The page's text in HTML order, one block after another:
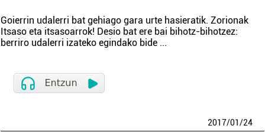
Goierrin udalerri bat gehiago gara urte hasieratik. Zorionak
Itsaso eta itsasoarrok! Desio bat ere bai bihotz-bihotzez:
berriro udalerri izateko egindako bide ...
2017/01/24